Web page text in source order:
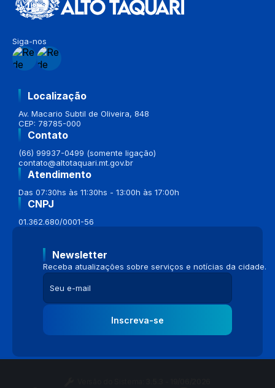
Siga-nos
Localização
Av. Macario Subtil de Oliveira, 848
CEP: 78785-000
Contato
(66) 99937-0499 (somente ligação)
contato@altotaquari.mt.gov.br
Atendimento
Das 07:30hs às 11:30hs - 13:00h às 17:00h
CNPJ
01.362.680/0001-56
Newsletter
Receba atualizações sobre serviços e notícias da cidade.
Inscreva-se